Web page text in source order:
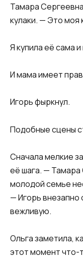
Тамара
кулаки. — Это моя
Я купила её сама
И мама имеет
Игорь фыркнул.
Подобные сцены
Сначала мелкие
её шага. —
молодой семье
— Игорь
вежливую.
Ольга заметила,
этот момент что-